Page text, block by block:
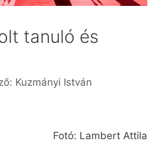
tanuló és
Kuzmányi István
Fotó: Lambert Attila